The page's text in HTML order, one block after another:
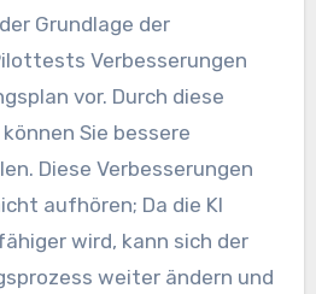
Verbesserungen
vor. Durch diese
Sie bessere
Diese Verbesserungen
aufhören; Da die KI
wird, kann sich der
weiter ändern und